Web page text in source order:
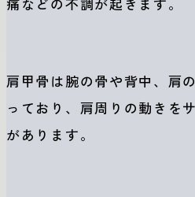
肩甲骨は腕の骨や背中、肩
っており、肩周りの動きを
があります。